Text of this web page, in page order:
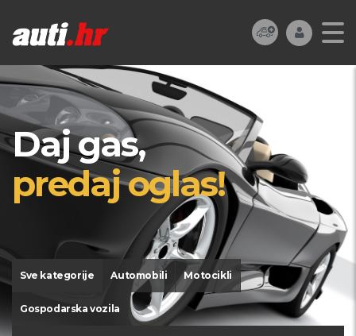
Daj gas,
predaj oglas!
Sve kategorije Automobili Motocikli
Gospodarska vozila